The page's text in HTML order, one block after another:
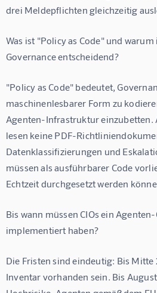
drei Meldepflichten gleichzeitig
Was ist "Policy as Code" und
Governance entscheidend?
"Policy as Code" bedeutet,
maschinenlesbarer Form zu
Agenten-Infrastruktur einzubetten.
lesen keine PDF-
Datenklassifizierungen und
müssen als ausführbarer Code
Echtzeit durchgesetzt werden
Bis wann müssen CIOs ein
implementiert haben?
Die Fristen sind eindeutig: Bis
Inventar vorhanden sein. Bis